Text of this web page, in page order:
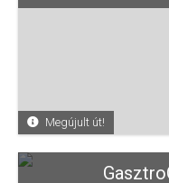
Megújult út!